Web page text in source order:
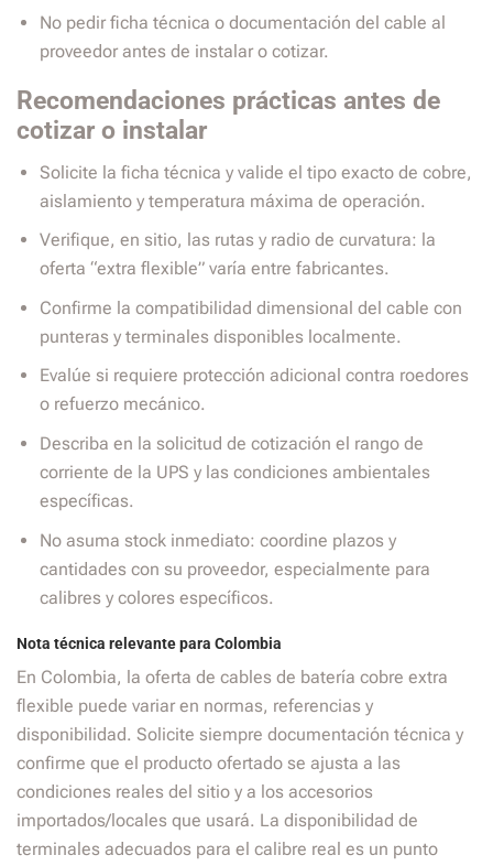
No pedir ficha técnica o documentación del cable al
proveedor antes de instalar o cotizar.
Recomendaciones prácticas antes de
cotizar o instalar
Solicite la ficha técnica y valide el tipo exacto de cobre,
aislamiento y temperatura máxima de operación.
Verifique, en sitio, las rutas y radio de curvatura: la
oferta “extra flexible” varía entre fabricantes.
Confirme la compatibilidad dimensional del cable con
punteras y terminales disponibles localmente.
Evalúe si requiere protección adicional contra roedores
o refuerzo mecánico.
Describa en la solicitud de cotización el rango de
corriente de la UPS y las condiciones ambientales
específicas.
No asuma stock inmediato: coordine plazos y
cantidades con su proveedor, especialmente para
calibres y colores específicos.
Nota técnica relevante para Colombia
En Colombia, la oferta de cables de batería cobre extra
flexible puede variar en normas, referencias y
disponibilidad. Solicite siempre documentación técnica y
confirme que el producto ofertado se ajusta a las
condiciones reales del sitio y a los accesorios
importados/locales que usará. La disponibilidad de
terminales adecuados para el calibre real es un punto